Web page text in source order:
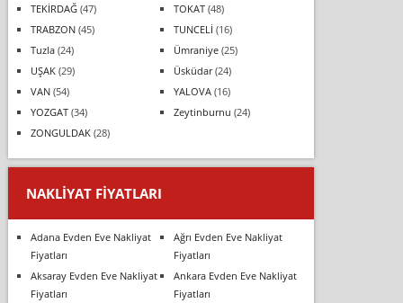
TEKİRDAĞ(47) TOKAT(48)
TRABZON(45) TUNCELİ (16)
Tuzla(24) Ümraniye(25)
UŞAK(29) Üsküdar(24)
VAN(54) YALOVA(16)
YOZGAT(34) Zeytinburnu (24)
ZONGULDAK(28)
NAKLIYAT FIYATLARI
Adana Evden Eve Nakliyat
Fiyatları
Ağrı Evden Eve Nakliyat
Fiyatları
Aksaray Evden Eve Nakliyat
Fiyatları
Ankara Evden Eve Nakliyat
Fiyatları